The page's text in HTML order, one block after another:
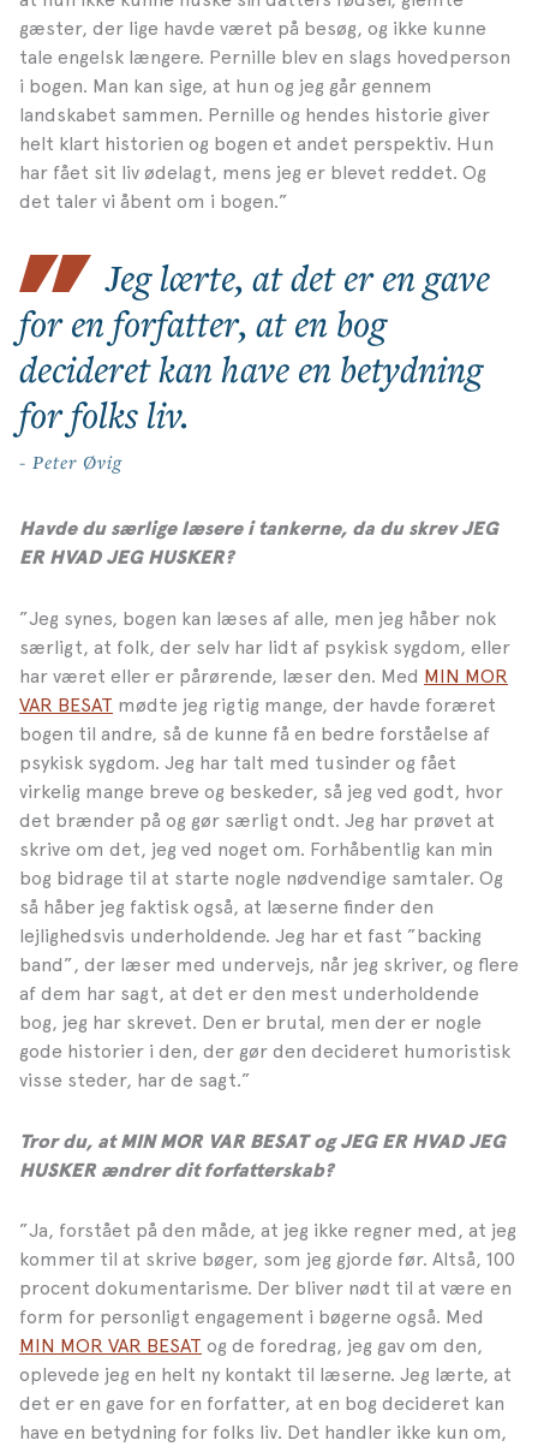
gæster, der lige havde været på besøg, og ikke kunne
tale engelsk længere. Pernille blev en slags hovedperson
i bogen. Man kan sige, at hun og jeg går gennem
landskabet sammen. Pernille og hendes historie giver
helt klart historien og bogen et andet perspektiv. Hun
har fået sit liv ødelagt, mens jeg er blevet reddet. Og
det taler vi åbent om i bogen.”
Jeg lærte, at det er en gave
for en forfatter, at en bog
decideret kan have en betydning
for folks liv.
- Peter Øvig
Havde du særlige læsere i tankerne, da du skrev JEG
ER HVAD JEG HUSKER?
”Jeg synes, bogen kan læses af alle, men jeg håber nok
særligt, at folk, der selv har lidt af psykisk sygdom, eller
har været eller er pårørende, læser den. Med MIN MOR
VAR BESAT mødte jeg rigtig mange, der havde foræret
bogen til andre, så de kunne få en bedre forståelse af
psykisk sygdom. Jeg har talt med tusinder og fået
virkelig mange breve og beskeder, så jeg ved godt, hvor
det brænder på og gør særligt ondt. Jeg har prøvet at
skrive om det, jeg ved noget om. Forhåbentlig kan min
bog bidrage til at starte nogle nødvendige samtaler. Og
så håber jeg faktisk også, at læserne finder den
lejlighedsvis underholdende. Jeg har et fast ”backing
band”, der læser med undervejs, når jeg skriver, og flere
af dem har sagt, at det er den mest underholdende
bog, jeg har skrevet. Den er brutal, men der er nogle
gode historier i den, der gør den decideret humoristisk
visse steder, har de sagt.”
Tror du, at MIN MOR VAR BESAT og JEG ER HVAD JEG
HUSKER ændrer dit forfatterskab?
”Ja, forstået på den måde, at jeg ikke regner med, at jeg
kommer til at skrive bøger, som jeg gjorde før. Altså, 100
procent dokumentarisme. Der bliver nødt til at være en
form for personligt engagement i bøgerne også. Med
MIN MOR VAR BESAT og de foredrag, jeg gav om den,
oplevede jeg en helt ny kontakt til læserne. Jeg lærte, at
det er en gave for en forfatter, at en bog decideret kan
have en betydning for folks liv. Det handler ikke kun om,